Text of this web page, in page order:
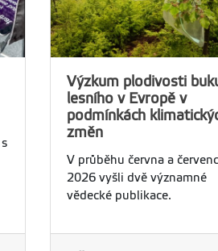
Výzkum plodivosti
lesního v Evropě v
podmínkách
změn
V průběhu června a
2026 vyšli dvě významné
vědecké publikace.